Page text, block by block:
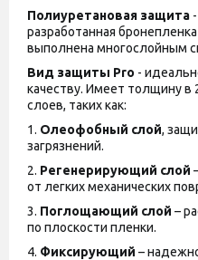
Полиуретановая защита
разработанная
выполнена многослойным
Вид защиты Pro -
качеству. Имеет толщину
слоев, таких как:
1. Олеофобный слой,
загрязнений.
2. Регенерирующий слой
от легких механических
3. Поглощающий слой –
по плоскости пленки.
4. Фиксирующий –